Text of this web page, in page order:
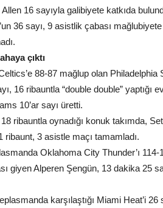
16 sayıyla galibiyete katkıda
36 sayı, 9 asistlik çabası
çıktı
88-87 mağlup olan Philadelphia
16 ribauntla “double double”
10’ar sayı üretti.
ribauntla oynadığı konuk takımda,
3 asistle maçı tamamladı.
Oklahoma City Thunder’ı
giyen Alperen Şengün, 13 dakika 25
karşılaştığı Miami Heat’i 26